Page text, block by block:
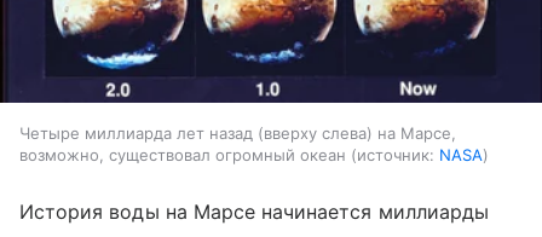
Четыре миллиарда лет назад (вверху слева) на Марсе,
возможно, существовал огромный океан
источник: NASA
История воды на Марсе начинается миллиарды